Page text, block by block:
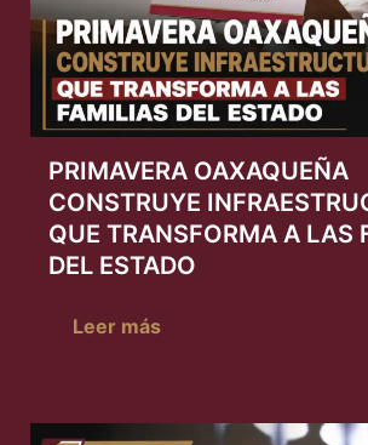
PRIMAVERA OAXAQUEÑA
CONSTRUYE
QUE TRANSFORMA A LAS
DEL ESTADO
Leer más